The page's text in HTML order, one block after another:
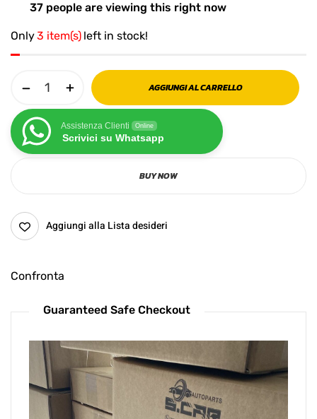
37 people are viewing this right now
Only3 item(s) left in stock!
AGGIUNGI AL CARRELLO
Assistenza Clienti Online
Scrivici su Whatsapp
BUY NOW
Aggiungi alla Lista desideri
Confronta
Guaranteed Safe Checkout